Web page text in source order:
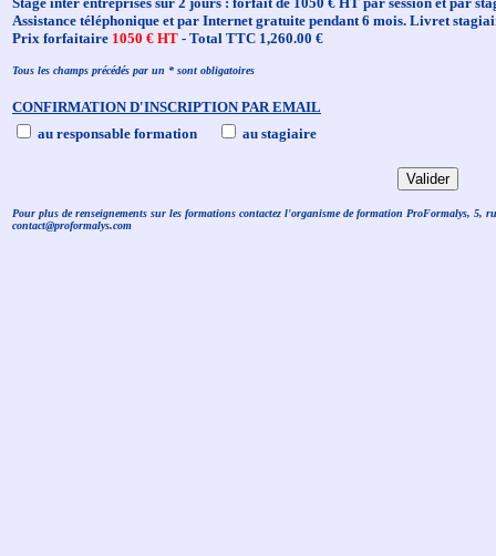
Assistance téléphonique et par Internet gratuite pendant 6 mois. Livret
Prix forfaitaire 1050 € HT - Total TTC 1,260.00 €
Tous les champs précédés par un * sont obligatoires
CONFIRMATION D'INSCRIPTION PAR EMAIL
au responsable formation
au stagiaire
Pour plus de renseignements sur les formations contactez l'organisme de formation ProFormalys, 5,
contact@proformalys.com